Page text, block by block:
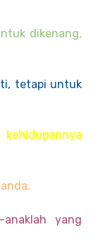
dikenang,
tetapi untuk
kehidupannya
yang